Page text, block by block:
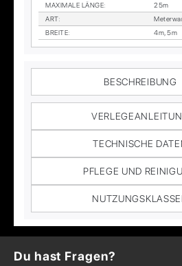
MA­XI­MA­LE LÄN­GE:
25m
ART:
BREI­TE: 4m, 5m
BESCHREIBUNG
TECHNISCHE
PFLEGE UND
Du hast Fragen?